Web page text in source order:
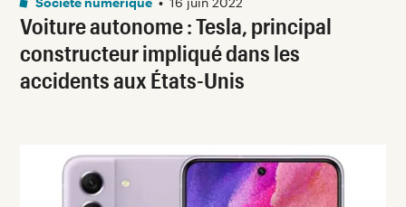
Voiture autonome : Tesla, principal
constructeur impliqué dans les
accidents aux États-Unis